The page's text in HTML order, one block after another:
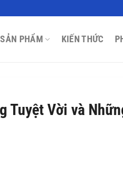
SẢN PHẨM KIẾN THỨC
Tuyệt Vời và